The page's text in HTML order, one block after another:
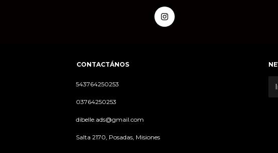
CONTACTÁNOS
543764250253
03764250253
dibelle.ads@gmail.com
Salta 2170, Posadas, Misiones